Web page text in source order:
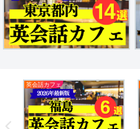
英会話カフェ